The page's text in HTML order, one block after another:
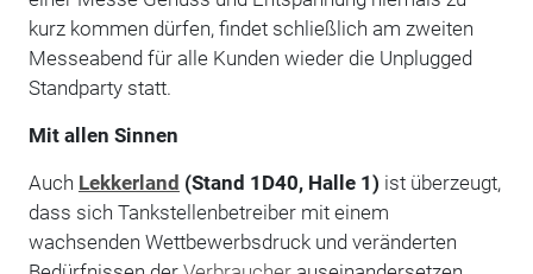
kurz kommen dürfen, findet schließlich am zweiten
Messeabend für alle Kunden wieder die Unplugged
Standparty statt.
Mit allen Sinnen
Auch Lekkerland (Stand 1D40, Halle 1) ist überzeugt,
dass sich Tankstellenbetreiber mit einem
wachsenden Wettbewerbsdruck und veränderten